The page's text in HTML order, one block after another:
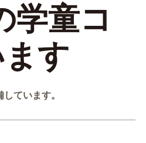
学童コ
す
ています。